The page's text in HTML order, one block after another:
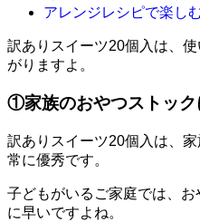
アレンジレシピで楽し
訳ありスイーツ20個入は、
がりますよ。
①家族のおやつストック
訳ありスイーツ20個入は、
常に優秀です。
子どもがいるご家庭では、
に早いですよね。